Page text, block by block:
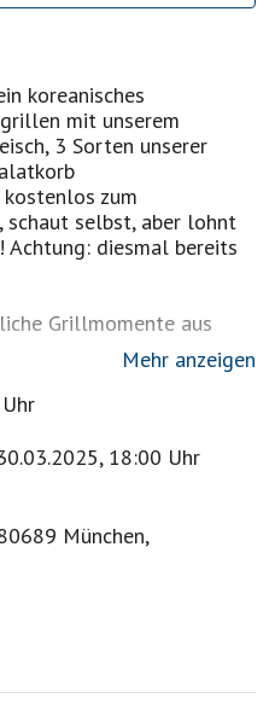
koreanisches
mit unserem
3 Sorten unserer
zum
selbst, aber lohnt
diesmal bereits
Grillmomente aus
euch doch die
gut gelaunte Menschen,
Sonntagabend jedes
oder im Sommer im
sind immer herzlich
wird nicht so gerne
Mehr anzeigen
18:00 Uhr
München,